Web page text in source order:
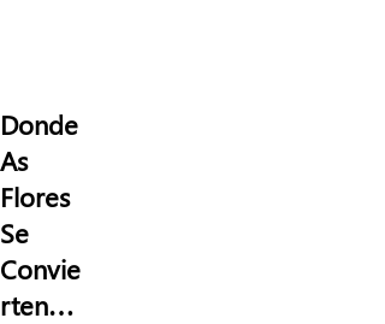
Donde
As
Flores
Se
Convie
rten…